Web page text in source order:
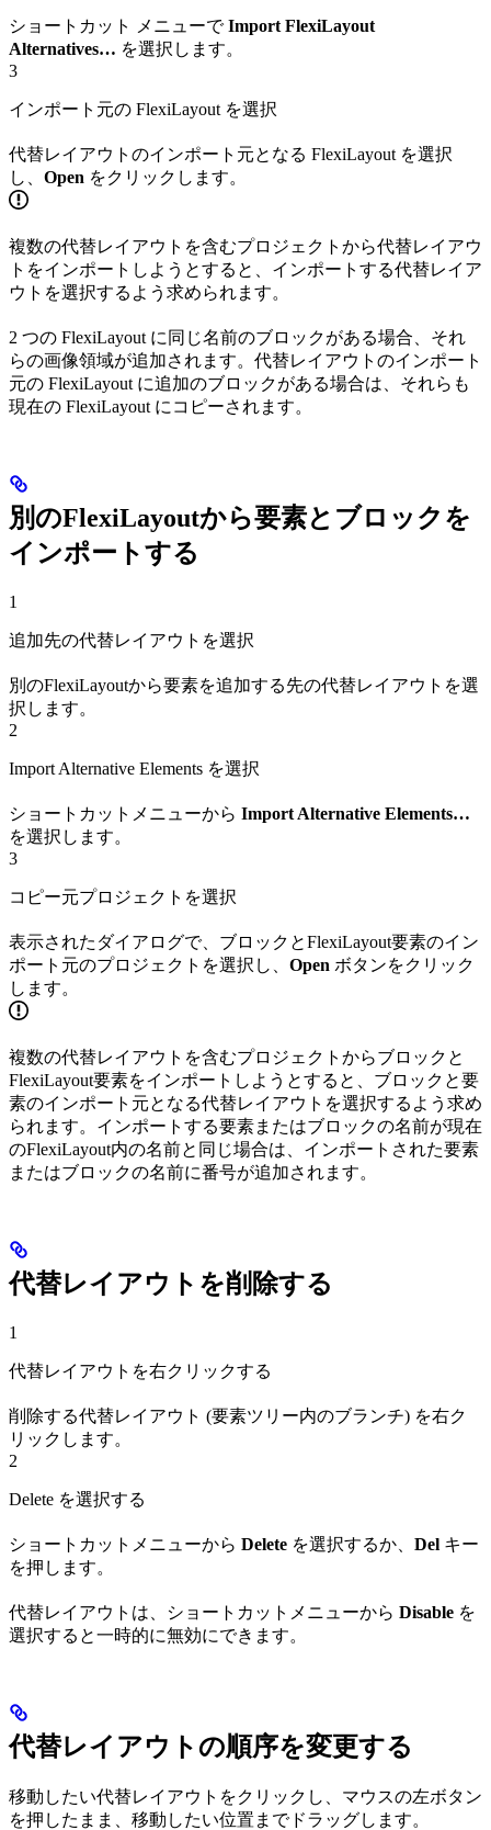
ショートカット メニューでImport FlexiLayout
Alternatives… を選択します。
3
インポート元の FlexiLayout を選択
代替レイアウトのインポート元となる FlexiLayout を選択
し、 Open をクリックします。
複数の代替レイアウトを含むプロジェクトから代替レイアウ
トをインポートしようとすると、インポートする代替レイア
ウトを選択するよう求められます。
2 つの FlexiLayout に同じ名前のブロックがある場合、それ
らの画像領域が追加されます。代替レイアウトのインポート
元の FlexiLayout に追加のブロックがある場合は、それらも
現在の FlexiLayout にコピーされます。
別のFlexiLayoutから要素とブロックを
インポートする
1
追加先の代替レイアウトを選択
別のFlexiLayoutから要素を追加する先の代替レイアウトを選
択します。
2
Import Alternative Elements を選択
ショートカットメニューから Import Alternative Elements…
を選択します。
3
コピー元プロジェクトを選択
表示されたダイアログで、ブロックとFlexiLayout要素のイン
ポート元のプロジェクトを選択し、 Open ボタンをクリック
します。
複数の代替レイアウトを含むプロジェクトからブロックと
FlexiLayout要素をインポートしようとすると、ブロックと要
素のインポート元となる代替レイアウトを選択するよう求め
られます。インポートする要素またはブロックの名前が現在
のFlexiLayout内の名前と同じ場合は、インポートされた要素
またはブロックの名前に番号が追加されます。
代替レイアウトを削除する
1
代替レイアウトを右クリックする
削除する代替レイアウト (要素ツリー内のブランチ) を右ク
リックします。
2
Delete を選択する
ショートカットメニューから Delete を選択するか、 Del キー
を押します。
代替レイアウトは、ショートカットメニューから Disable を
選択すると一時的に無効にできます。
代替レイアウトの順序を変更する
移動したい代替レイアウトをクリックし、マウスの左ボタン
を押したまま、移動したい位置までドラッグします。